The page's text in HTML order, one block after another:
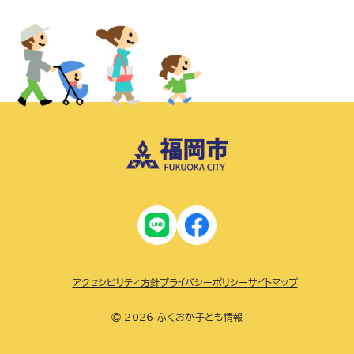
© 2026 ふくおか子ども情報
アクセシビリティ方針プライバシーポリシーサイトマップ